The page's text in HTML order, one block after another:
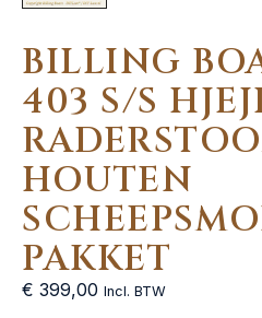
BILLING
403 S/S
HOUTEN
PAKKET
€ 399,00 Incl. BTW